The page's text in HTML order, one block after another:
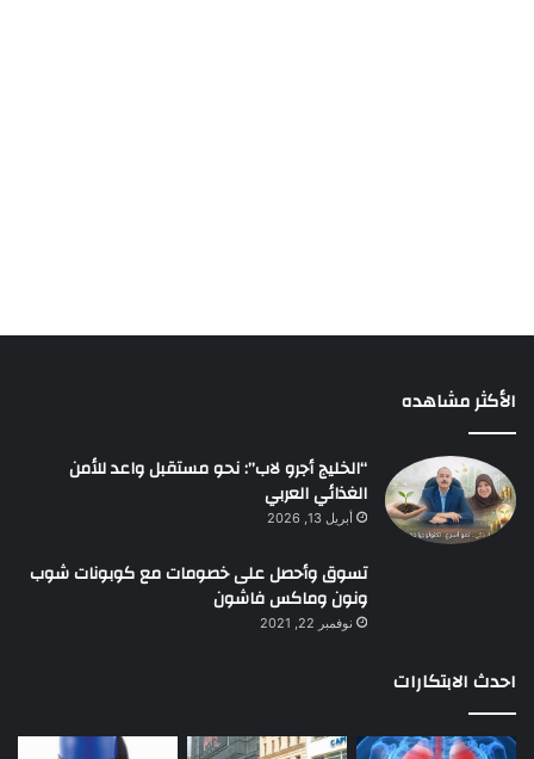
الأكثر مشاهده
“الخليج أجرو لاب”: نحو مستقبل واعد للأمن
الغذائي العربي
أبريل 13, 2026
تسوق وأحصل على خصومات مع كوبونات شوب
ونون وماكس فاشون
نوفمبر 22, 2021
احدث الابتكارات